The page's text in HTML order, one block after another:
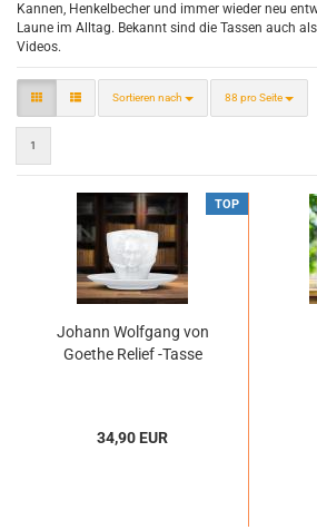
Kannen, Henkelbecher und immer wieder neu
Laune im Alltag. Bekannt sind die Tassen auch
Videos.
Sortieren nach
Sortieren nach 88 pro Seite
pro Seite
1
TOP
Johann Wolfgang von
Goethe Relief -Tasse
34,90 EUR